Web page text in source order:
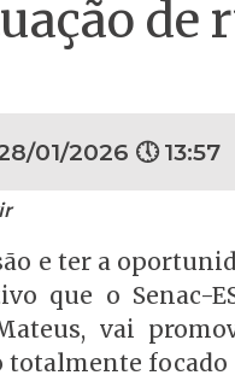
de
01/2026 🕔 13:57
e ter a
que o
vai
totalmente